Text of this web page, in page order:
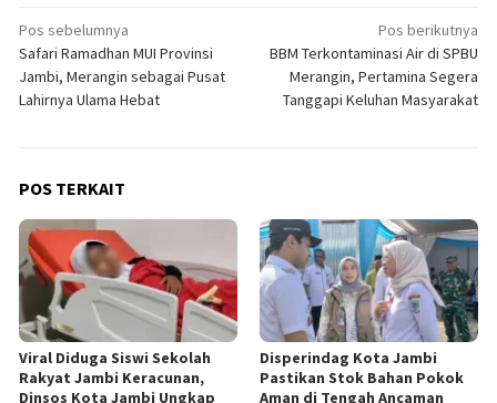
Navigasi
pos
Pos sebelumnya
Safari Ramadhan MUI Provinsi
Jambi, Merangin sebagai Pusat
Lahirnya Ulama Hebat
Pos berikutnya
BBM Terkontaminasi Air di SPBU
Merangin, Pertamina Segera
Tanggapi Keluhan Masyarakat
POS TERKAIT
Viral Diduga Siswi Sekolah
Rakyat Jambi Keracunan,
Dinsos Kota Jambi Ungkap
Disperindag Kota Jambi
Pastikan Stok Bahan Pokok
Aman di Tengah Ancaman